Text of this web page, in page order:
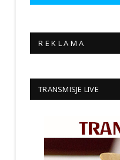
R E K L A M A
TRANSMISJE LIVE